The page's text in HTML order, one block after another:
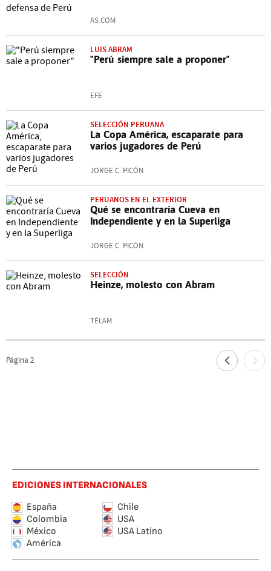
AS.COM
LUIS ABRAM
"Perú siempre sale a proponer"
EFE
SELECCIÓN PERUANA
La Copa América, escaparate para
varios jugadores de Perú
JORGE C. PICÓN
PERUANOS EN EL EXTERIOR
Qué se encontraría Cueva en
Independiente y en la Superliga
JORGE C. PICÓN
SELECCIÓN
Heinze, molesto con Abram
TÉLAM
Página 2
EDICIONES INTERNACIONALES
España
Chile
Colombia
USA
México
USA Latino
América